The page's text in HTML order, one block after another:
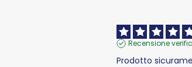
Recensione
Prodotto